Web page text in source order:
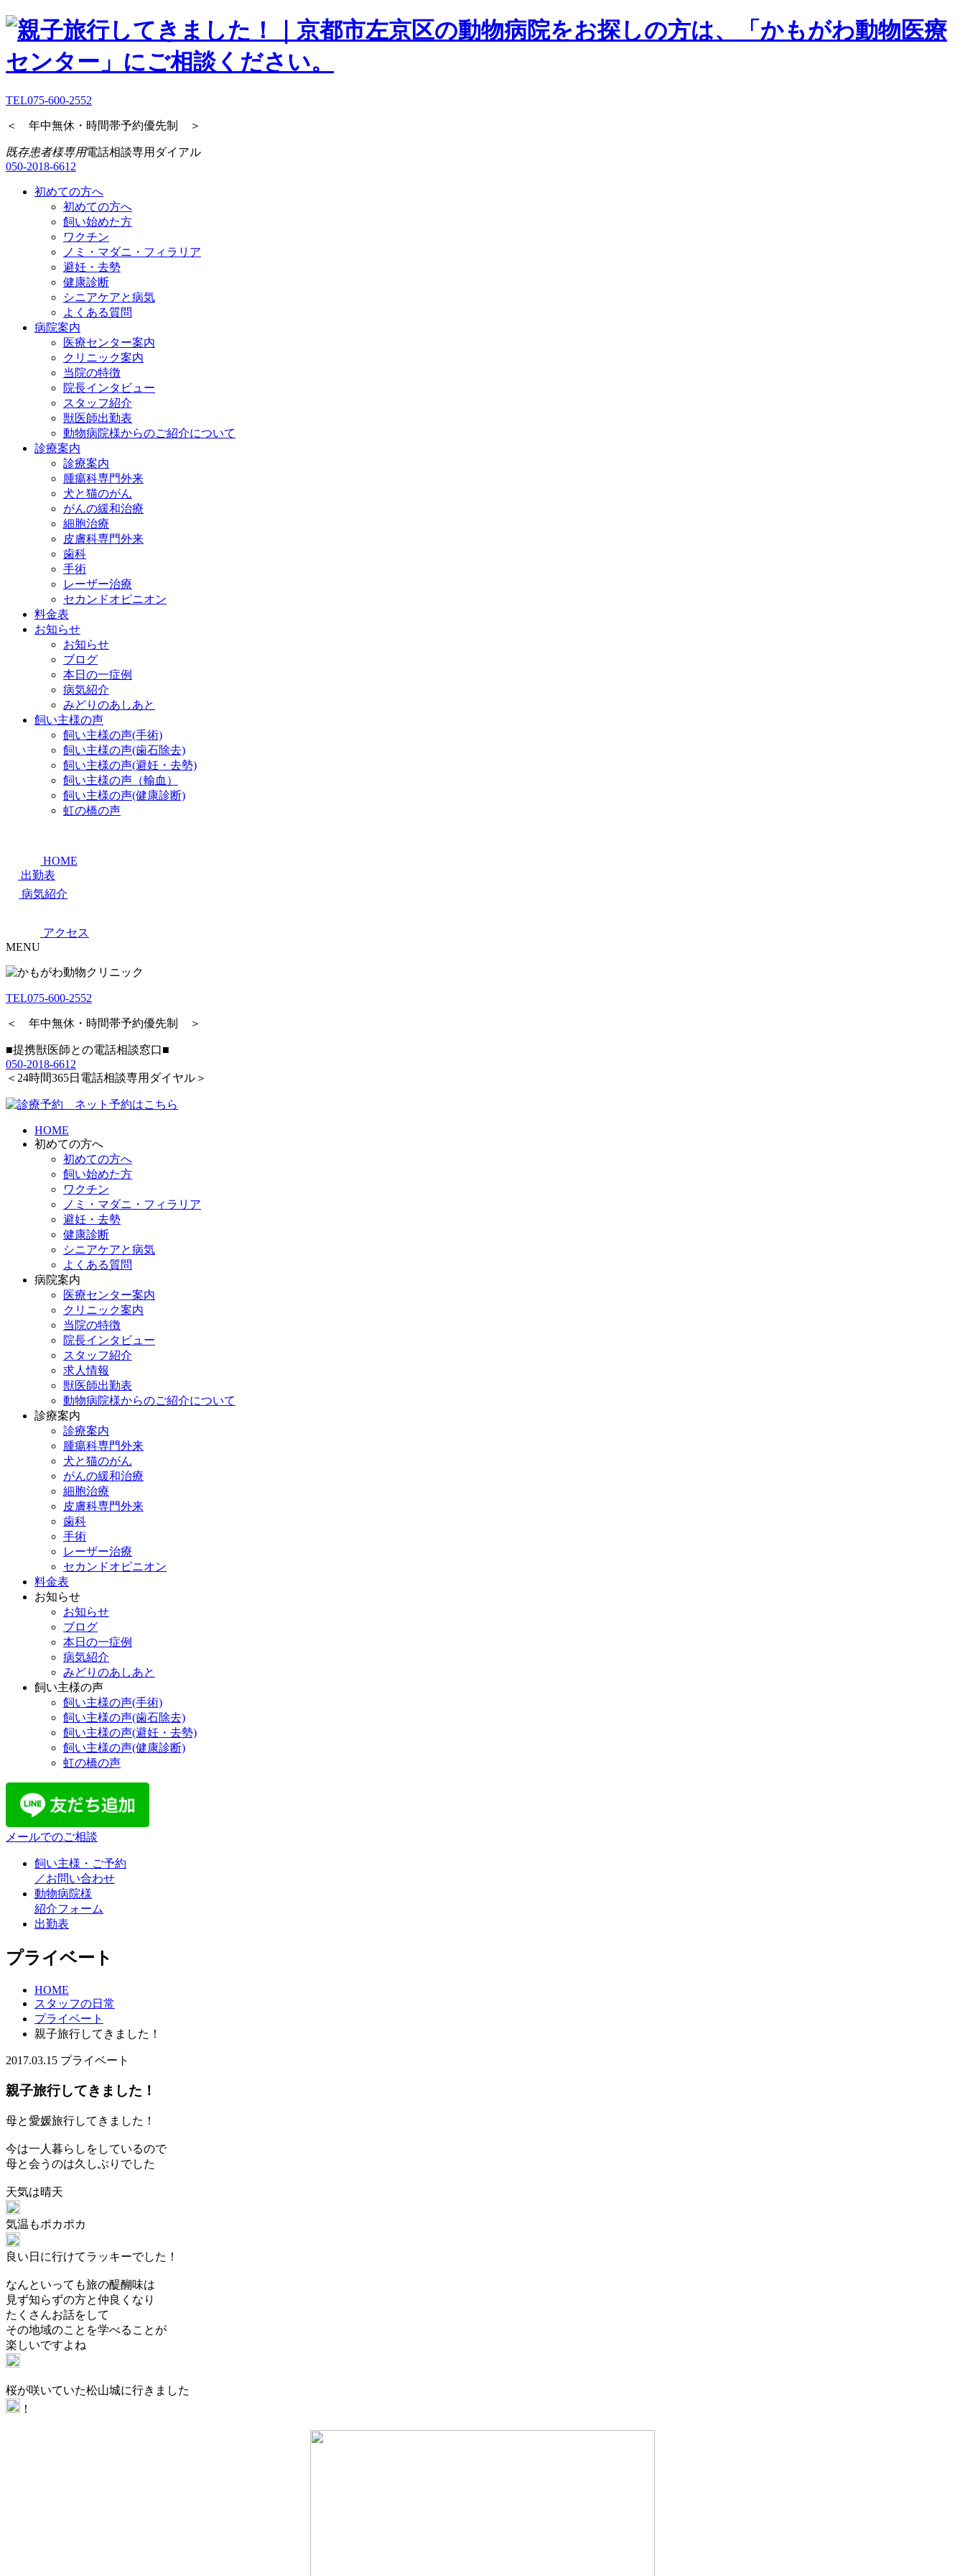
TEL075-600-2552
＜ 年中無休・時間帯予約優先制 ＞
既存患者様専用電話相談専用ダイアル
050-2018-6612
初めての方へ
初めての方へ
飼い始めた方
ワクチン
ノミ・マダニ・フィラリア
避妊・去勢
健康診断
シニアケアと病気
よくある質問
病院案内
医療センター案内
クリニック案内
当院の特徴
院長インタビュー
スタッフ紹介
獣医師出勤表
動物病院様からのご紹介について
診療案内
診療案内
腫瘍科専門外来
犬と猫のがん
がんの緩和治療
細胞治療
皮膚科専門外来
歯科
手術
レーザー治療
セカンドオピニオン
料金表
お知らせ
お知らせ
ブログ
本日の一症例
病気紹介
みどりのあしあと
飼い主様の声
飼い主様の声(手術)
飼い主様の声(歯石除去)
飼い主様の声(避妊・去勢)
飼い主様の声（輸血）
飼い主様の声(健康診断)
虹の橋の声
HOME
出勤表
病気紹介
アクセス
MENU
TEL075-600-2552
＜ 年中無休・時間帯予約優先制 ＞
■提携獣医師との電話相談窓口■
050-2018-6612
＜24時間365日電話相談専用ダイヤル＞
HOME
初めての方へ
初めての方へ
飼い始めた方
ワクチン
ノミ・マダニ・フィラリア
避妊・去勢
健康診断
シニアケアと病気
よくある質問
病院案内
医療センター案内
クリニック案内
当院の特徴
院長インタビュー
スタッフ紹介
求人情報
獣医師出勤表
動物病院様からのご紹介について
診療案内
診療案内
腫瘍科専門外来
犬と猫のがん
がんの緩和治療
細胞治療
皮膚科専門外来
歯科
手術
レーザー治療
セカンドオピニオン
料金表
お知らせ
お知らせ
ブログ
本日の一症例
病気紹介
みどりのあしあと
飼い主様の声
飼い主様の声(手術)
飼い主様の声(歯石除去)
飼い主様の声(避妊・去勢)
飼い主様の声(健康診断)
虹の橋の声
メールでのご相談
飼い主様・ご予約
／お問い合わせ
動物病院様
紹介フォーム
出勤表
プライベート
HOME
スタッフの日常
プライベート
親子旅行してきました！
2017.03.15 プライベート
親子旅行してきました！
母と愛媛旅行してきました！
今は一人暮らしをしているので
母と会うのは久しぶりでした
天気は晴天
気温もポカポカ
良い日に行けてラッキーでした！
なんといっても旅の醍醐味は
見ず知らずの方と仲良くなり
たくさんお話をして
その地域のことを学べることが
楽しいですよね
桜が咲いていた松山城に行きました
！